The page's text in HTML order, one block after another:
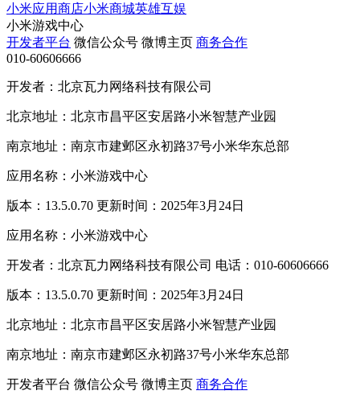
小米应用商店小米商城英雄互娱
小米游戏中心
开发者平台 微信公众号 微博主页 商务合作
010-60606666
开发者：北京瓦力网络科技有限公司
北京地址：北京市昌平区安居路小米智慧产业园
南京地址：南京市建邺区永初路37号小米华东总部
应用名称：小米游戏中心
版本：13.5.0.70 更新时间：2025年3月24日
应用名称：小米游戏中心
开发者：北京瓦力网络科技有限公司 电话：010-60606666
版本：13.5.0.70 更新时间：2025年3月24日
北京地址：北京市昌平区安居路小米智慧产业园
南京地址：南京市建邺区永初路37号小米华东总部
开发者平台 微信公众号 微博主页 商务合作